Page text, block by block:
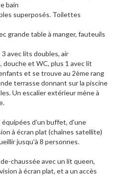
bain
superposés. Toilettes
grande table à manger, fauteuils
avec lits doubles, air
douche et WC, plus 1 avec lit
et se trouve au 2ème rang
terrasse donnant sur la piscine
Un escalier extérieur mène à
équipées d'un buffet, d'une
à écran plat (chaînes satellite)
jusqu'à 8 personnes.
chaussée avec un lit queen,
à écran plat, et a un accès